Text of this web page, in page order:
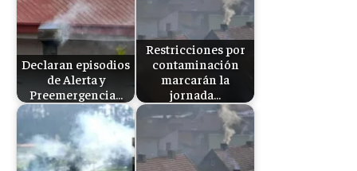
Declaran episodios
de Alerta y
Preemergencia…
Restricciones por
contaminación
marcarán la
jornada…